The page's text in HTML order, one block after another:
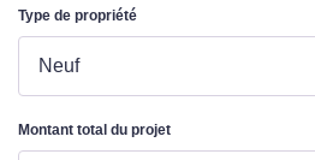
Type de propriété
Montant total du projet